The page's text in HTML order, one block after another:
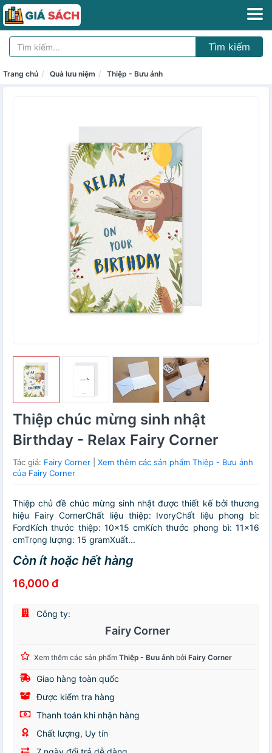
Tìm kiếm
Trang chủ Quà lưu niệm Thiệp - Bưu ảnh
Thiệp chúc mừng sinh nhật
Birthday - Relax Fairy Corner
Tác giả: Fairy Corner
Xem thêm các sản phẩm Thiệp - Bưu ảnh
của Fairy Corner
Thiệp chủ đề chúc mừng sinh nhật được thiết kế bởi thương
hiệu Fairy CornerChất liệu thiệp: IvoryChất liệu phong bì:
FordKích thước thiệp: 10×15 cmKích thước phong bì: 11×16
cmTrọng lượng: 15 gramXuất...
Còn ít hoặc hết hàng
16,000 đ
Công ty:
Fairy Corner
Xem thêm các sản phẩm Thiệp - Bưu ảnh bởi Fairy Corner
Giao hàng toàn quốc
Được kiểm tra hàng
Thanh toán khi nhận hàng
Chất lượng, Uy tín